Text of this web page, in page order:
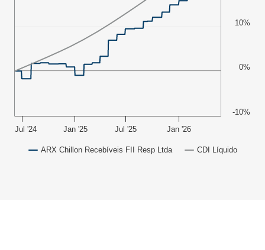
ARX Chillon Recebíveis FII Resp Ltda CDI Líquido
Jan '25 Jan '26
Jul '24 Jul '25
-10%
0%
10%